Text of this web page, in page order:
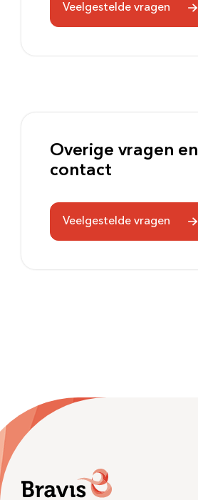
Bezoektijden
Veelgestelde vragen
Overige vragen en
contact
Veelgestelde vragen